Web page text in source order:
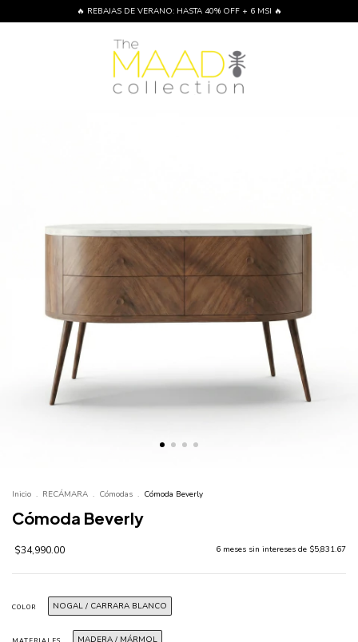
🔥 REBAJAS DE VERANO: HASTA 40% OFF + 6 MSI 🔥
Inicio . RECÁMARA . Cómodas . Cómoda Beverly
Cómoda Beverly
$34,990.00 6 meses sin intereses de $5,831.67
COLOR NOGAL / CARRARA BLANCO
MADERA / MÁRMOL